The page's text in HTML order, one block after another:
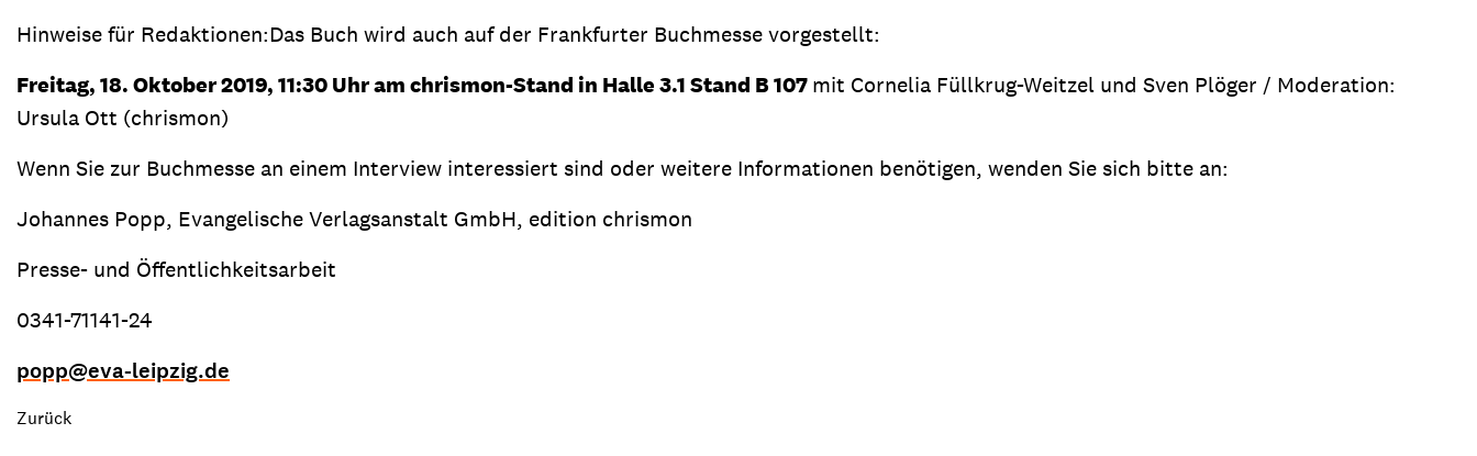
Hinweise für Redaktionen:Das Buch wird auch auf der Frankfurter Buchmesse vorgestellt:
Freitag, 18. Oktober 2019, 11:30 Uhr am chrismon-Stand in Halle 3.1 Stand B 107mit Cornelia Füllkrug-Weitzel und Sven Plöger / Moderation:
Ursula Ott (chrismon)
Wenn Sie zur Buchmesse an einem Interview interessiert sind oder weitere Informationen benötigen, wenden Sie sich bitte an:
Johannes Popp, Evangelische Verlagsanstalt GmbH, edition chrismon
Presse- und Öffentlichkeitsarbeit
0341-71141-24
popp@eva-leipzig.de
Zurück